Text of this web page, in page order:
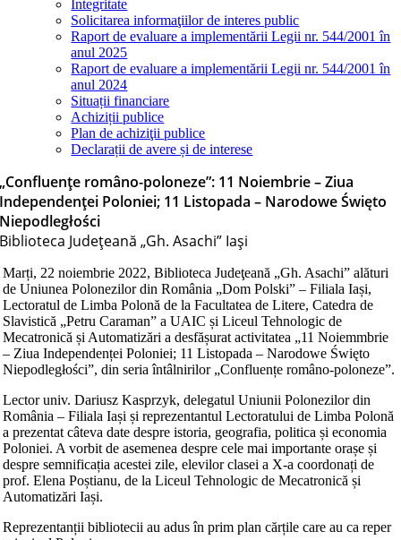
Integritate
Solicitarea informaţiilor de interes public
Raport de evaluare a implementării Legii nr. 544/2001 în
anul 2025
Raport de evaluare a implementării Legii nr. 544/2001 în
anul 2024
Situații financiare
Achiziții publice
Plan de achiziţii publice
Declarații de avere și de interese
„Confluențe româno-poloneze”: 11 Noiembrie – Ziua
Independenței Poloniei; 11 Listopada – Narodowe Święto
Niepodległości
Biblioteca Judeţeană „Gh. Asachi” Iaşi
Marți, 22 noiembrie 2022, Biblioteca Judeţeană „Gh. Asachi” alături
de Uniunea Polonezilor din România „Dom Polski” – Filiala Iași,
Lectoratul de Limba Polonă de la Facultatea de Litere, Catedra de
Slavistică „Petru Caraman” a UAIC și Liceul Tehnologic de
Mecatronică și Automatizări a desfășurat activitatea „11 Noiemmbrie
– Ziua Independenței Poloniei; 11 Listopada – Narodowe Święto
Niepodległości”, din seria întâlnirilor „Confluențe româno-poloneze”.
Lector univ. Dariusz Kasprzyk, delegatul Uniunii Polonezilor din
România – Filiala Iași și reprezentantul Lectoratului de Limba Polonă
a prezentat câteva date despre istoria, geografia, politica și economia
Poloniei. A vorbit de asemenea despre cele mai importante orașe și
despre semnificația acestei zile, elevilor clasei a X-a coordonați de
prof. Elena Poștianu, de la Liceul Tehnologic de Mecatronică și
Automatizări Iași.
Reprezentanții bibliotecii au adus în prim plan cărțile care au ca reper